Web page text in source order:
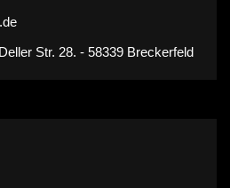
Str. 28. - 58339 Breckerfeld